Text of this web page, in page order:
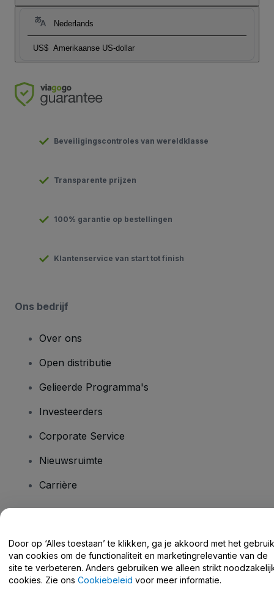
Nederlands
US$ Amerikaanse US-dollar
Beveiligingscontroles van wereldklasse
Transparente prijzen
100% garantie op bestellingen
Klantenservice van start tot finish
Ons bedrijf
Over ons
Open distributie
Gelieerde Programma's
Investeerders
Corporate Service
Nieuwsruimte
Carrière
Helpcentrum / Neem Contact Met Ons Op
Door op ‘Alles toestaan’ te klikken, ga je akkoord met het gebruik
van cookies om de functionaliteit en marketingrelevantie van de
site te verbeteren. Anders gebruiken we alleen strikt
cookies. Zie ons Cookiebeleid voor meer informatie.